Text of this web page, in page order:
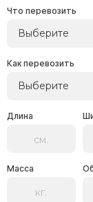
Что перевозить
Выберите
Как перевозить
Выберите
Длина
Масса